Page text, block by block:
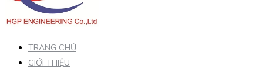
TRANG CHỦ
GIỚI THIỆU